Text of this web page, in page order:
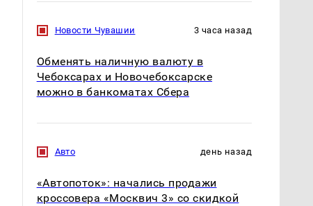
Новости Чувашии 3 часа назад
Обменять наличную валюту в
Чебоксарах и Новочебоксарске
можно в банкоматах Сбера
Авто день назад
«Автопоток»: начались продажи
кроссовера «Москвич 3» со скидкой